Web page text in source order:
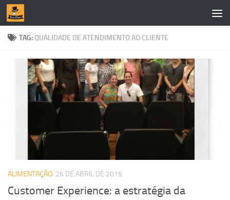
Skip to content
TAG:QUALIDADE DE ATENDIMENTO AO CLIENTE
ALIMENTAÇÃO 26 DE ABRIL DE 2016
Customer Experience: a estratégia da